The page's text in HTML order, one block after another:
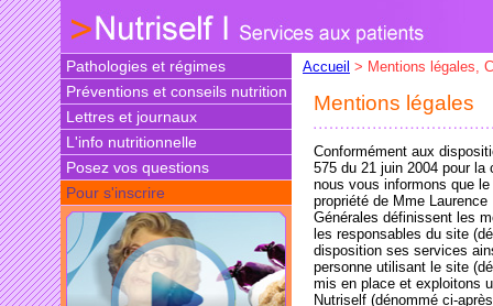
Pathologies et régimes
Préventions et conseils nutrition
Lettres et journaux
L'info nutritionnelle
Posez vos questions
Pour s'inscrire
Accueil > Mentions légales,
Mentions légales
Conformément aux
575 du 21 juin 2004 pour la
nous vous informons que
propriété de Mme
Générales définissent les
les responsables du site
disposition ses services
personne utilisant le site
mis en place et exploitons
Nutriself (dénommé ci-